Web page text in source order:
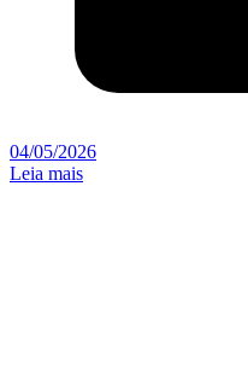
04/05/2026
Leia mais